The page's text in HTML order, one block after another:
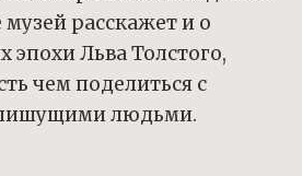
расскажет и о
эпохи Льва Толстого,
чем поделиться с
людьми.